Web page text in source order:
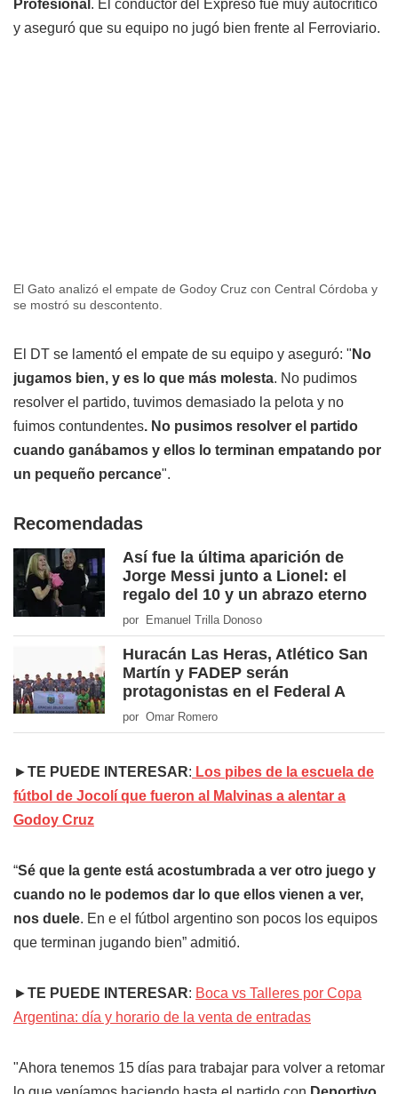
Profesional . El conductor del Expreso fue muy autocrítico
y aseguró que su equipo no jugó bien frente al Ferroviario.
El Gato analizó el empate de Godoy Cruz con Central Córdoba y
se mostró su descontento.
El DT se lamentó el empate de su equipo y aseguró: " No
jugamos bien, y es lo que más molesta. No pudimos
resolver el partido, tuvimos demasiado la pelota y no
fuimos contundentes. No pusimos resolver el partido
cuando ganábamos y ellos lo terminan empatando por
un pequeño percance".
Recomendadas
Así fue la última aparición de
Jorge Messi junto a Lionel: el
regalo del 10 y un abrazo eterno
por Emanuel Trilla Donoso
Huracán Las Heras, Atlético San
Martín y FADEP serán
protagonistas en el Federal A
por Omar Romero
►TE PUEDE INTERESAR: Los pibes de la escuela de
fútbol de Jocolí que fueron al Malvinas a alentar a
Godoy Cruz
“Sé que la gente está acostumbrada a ver otro juego y
cuando no le podemos dar lo que ellos vienen a ver,
nos duele. En e el fútbol argentino son pocos los equipos
que terminan jugando bien” admitió.
►TE PUEDE INTERESAR: Boca vs Talleres por Copa
Argentina: día y horario de la venta de entradas
"Ahora tenemos 15 días para trabajar para volver a retomar